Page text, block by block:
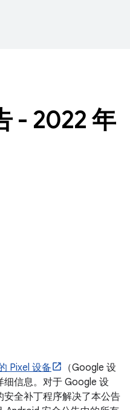
- 2022 年
Pixel 设备
（Google 设
信息。对于 Google 设
全补丁程序解决了本公告